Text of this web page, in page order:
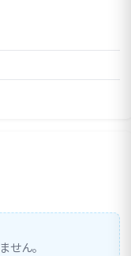
せん。